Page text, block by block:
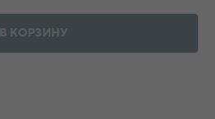
В КОРЗИНУ